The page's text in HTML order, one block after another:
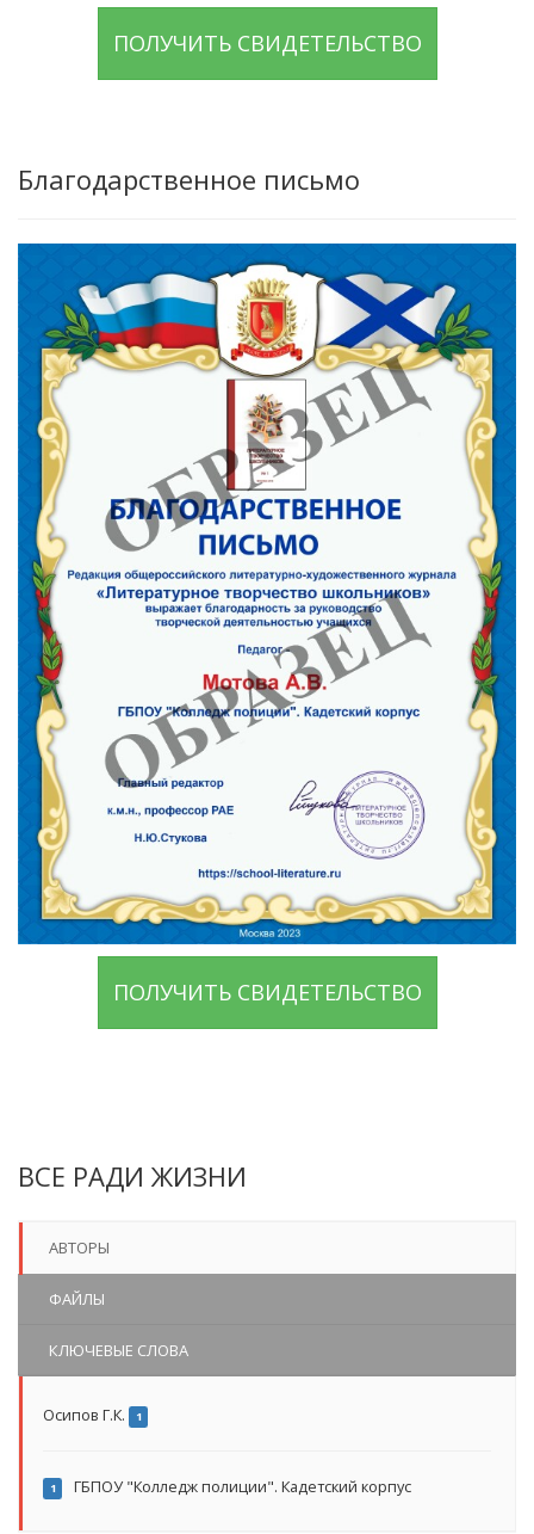
ПОЛУЧИТЬ СВИДЕТЕЛЬСТВО
Благодарственное письмо
ПОЛУЧИТЬ СВИДЕТЕЛЬСТВО
ВСЕ РАДИ ЖИЗНИ
АВТОРЫ
ФАЙЛЫ
КЛЮЧЕВЫЕ СЛОВА
Осипов Г.К. 1
1 ГБПОУ "Колледж полиции". Кадетский корпус